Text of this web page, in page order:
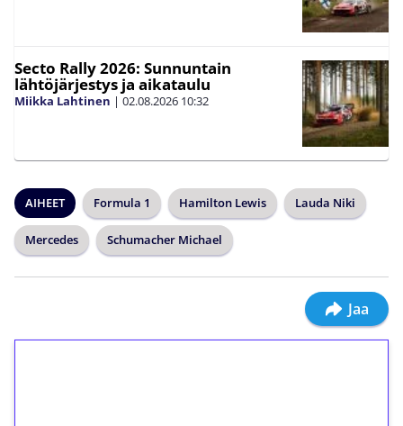
Secto Rally 2026: Sunnuntain
lähtöjärjestys ja aikataulu
Miikka Lahtinen | 02.08.2026 10:32
AIHEET Formula 1 Hamilton Lewis Lauda Niki
Mercedes Schumacher Michael
Jaa